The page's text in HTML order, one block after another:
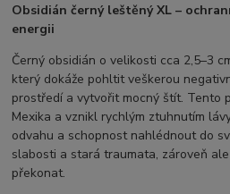
Obsidián černý leštěný XL –
energii
Černý obsidián o velikosti cca 2,5–3
který dokáže pohltit veškerou
prostředí a vytvořit mocný štít. Tento
Mexika a vznikl rychlým ztuhnutím
odvahu a schopnost nahlédnout do
slabosti a stará traumata, zároveň
překonat.